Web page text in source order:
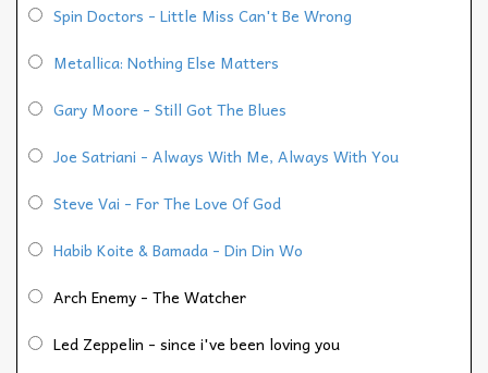
Spin Doctors - Little Miss Can't Be Wrong
Metallica: Nothing Else Matters
Gary Moore - Still Got The Blues
Joe Satriani - Always With Me, Always With You
Steve Vai - For The Love Of God
Habib Koite & Bamada - Din Din Wo
Arch Enemy - The Watcher
Led Zeppelin - since i've been loving you